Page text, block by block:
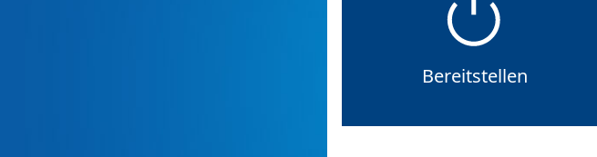
Bereitstellen